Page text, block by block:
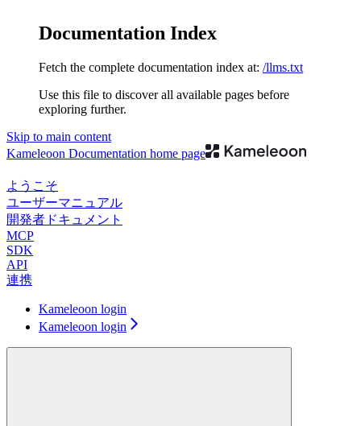
Documentation Index
Fetch the complete documentation index at: /llms.txt
Use this file to discover all available pages before
exploring further.
Skip to main content
Kameleoon Documentation home page
ようこそ
ユーザーマニュアル
開発者ドキュメント
MCP
SDK
API
連携
Kameleoon login
Kameleoon login